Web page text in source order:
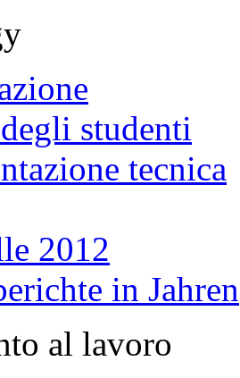
studenti
tecnica
2012
in Jahren
al lavoro